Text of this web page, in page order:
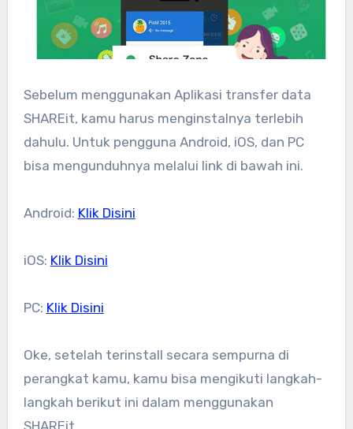
Sebelum menggunakan Aplikasi transfer data
SHAREit, kamu harus menginstalnya terlebih
dahulu. Untuk pengguna Android, iOS, dan PC
bisa mengunduhnya melalui link di bawah ini.
Android: Klik Disini
iOS: Klik Disini
PC: Klik Disini
Oke, setelah terinstall secara sempurna di
perangkat kamu, kamu bisa mengikuti langkah-
langkah berikut ini dalam menggunakan